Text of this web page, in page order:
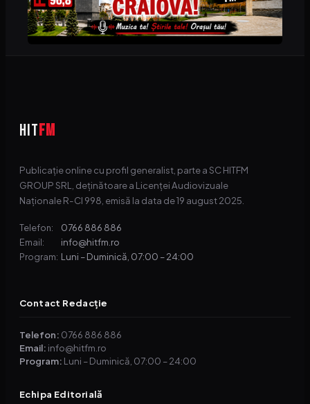
HITFM
Publicație online cu profil generalist, parte a SC HITFM
GROUP SRL, deținătoare a Licenței Audiovizuale
Naționale R-CI 998, emisă la data de 19 august 2025.
Telefon: 0766 886 886
Email: info@hitfm.ro
Program: Luni – Duminică, 07:00 – 24:00
Contact Redacție
Telefon: 0766 886 886
Email: info@hitfm.ro
Program: Luni – Duminică, 07:00 – 24:00
Echipa Editorială